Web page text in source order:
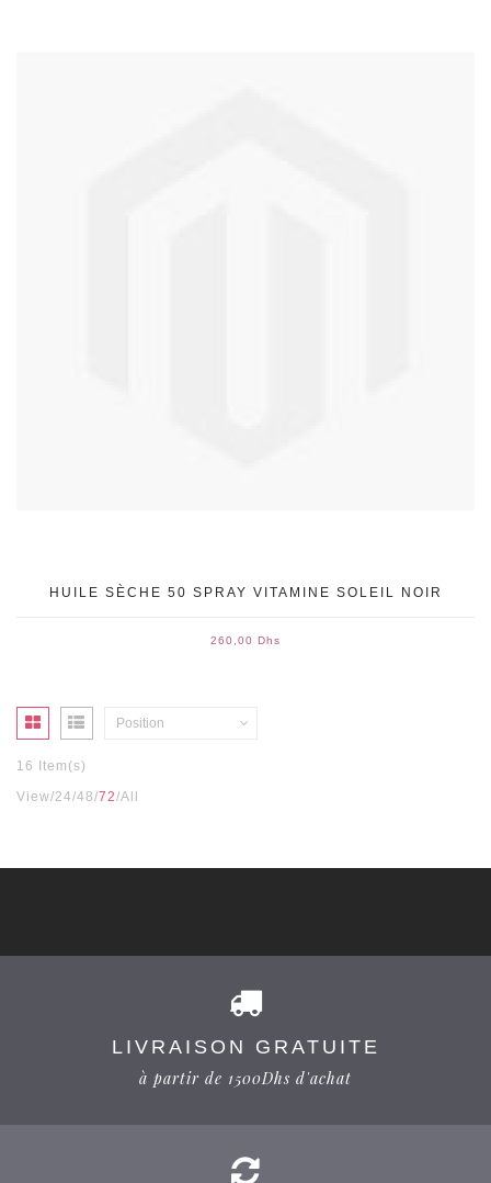
HUILE SÈCHE 50 SPRAY VITAMINE SOLEIL NOIR
260,00 Dhs
Position
16 Item(s)
View 24 48 72 All
LIVRAISON GRATUITE
à partir de 1500Dhs d'achat